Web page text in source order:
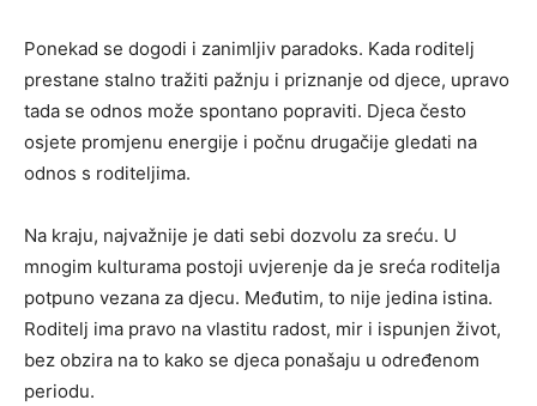
Ponekad se dogodi i zanimljiv paradoks. Kada roditelj
prestane stalno tražiti pažnju i priznanje od djece, upravo
tada se odnos može spontano popraviti. Djeca često
osjete promjenu energije i počnu drugačije gledati na
odnos s roditeljima.
Na kraju, najvažnije je dati sebi dozvolu za sreću. U
mnogim kulturama postoji uvjerenje da je sreća roditelja
potpuno vezana za djecu. Međutim, to nije jedina istina.
Roditelj ima pravo na vlastitu radost, mir i ispunjen život,
bez obzira na to kako se djeca ponašaju u određenom
periodu.